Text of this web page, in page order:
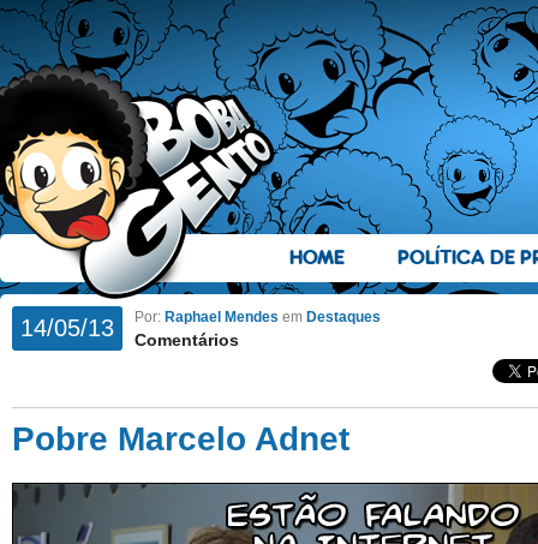
HOME POLÍTICA DE
14/05/13 Por: Raphael Mendes em Destaques
Comentários
Pobre Marcelo Adnet